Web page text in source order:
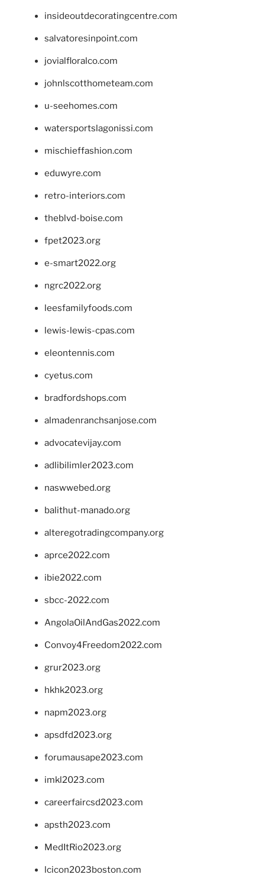
insideoutdecoratingcentre.com
salvatoresinpoint.com
jovialfloralco.com
johnlscotthometeam.com
u-seehomes.com
watersportslagonissi.com
mischieffashion.com
eduwyre.com
retro-interiors.com
theblvd-boise.com
fpet2023.org
e-smart2022.org
ngrc2022.org
leesfamilyfoods.com
lewis-lewis-cpas.com
eleontennis.com
cyetus.com
bradfordshops.com
almadenranchsanjose.com
advocatevijay.com
adlibilimler2023.com
naswwebed.org
balithut-manado.org
alteregotradingcompany.org
aprce2022.com
ibie2022.com
sbcc-2022.com
AngolaOilAndGas2022.com
Convoy4Freedom2022.com
grur2023.org
hkhk2023.org
napm2023.org
apsdfd2023.org
forumausape2023.com
imkl2023.com
careerfaircsd2023.com
apsth2023.com
MedItRio2023.org
lcicon2023boston.com